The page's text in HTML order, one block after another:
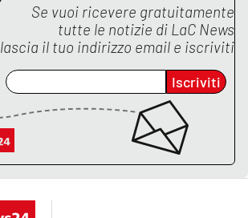
Se vuoi ricevere gratuitamente
tutte le notizie di LaC News
lascia il tuo indirizzo email e iscriviti
Iscriviti